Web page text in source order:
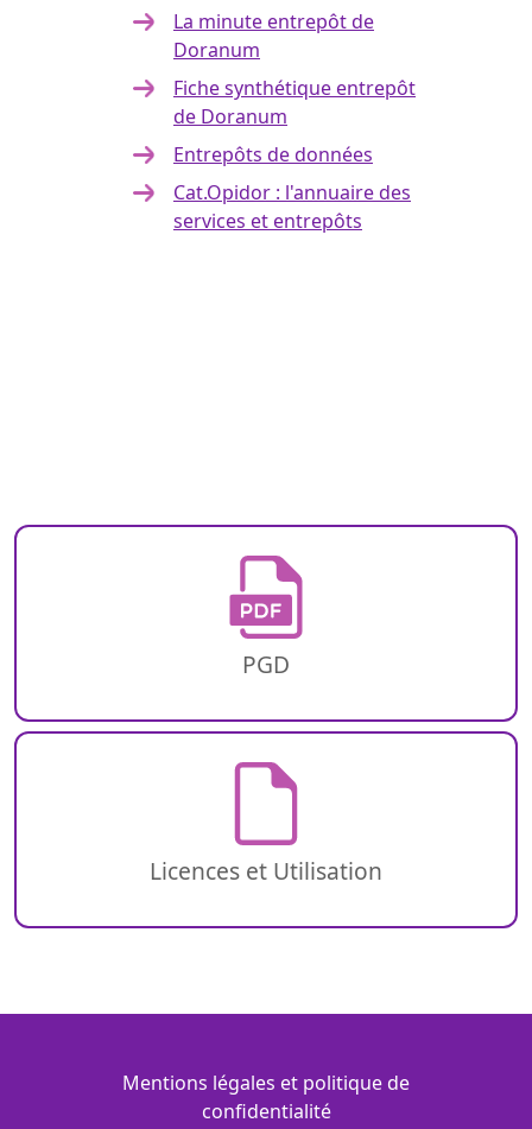
La minute entrepôt de
Doranum
Fiche synthétique entrepôt
de Doranum
Entrepôts de données
Cat.Opidor : l'annuaire des
services et entrepôts
PGD
Licences et Utilisation
Menu Footer
Mentions légales et politique de
confidentialité